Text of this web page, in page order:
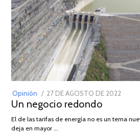
Opinión
POSTED
ON
27 DE AGOSTO DE 2022
DE
Un negocio redondo
El de las tarifas de energía no es un tema
deja en mayor …